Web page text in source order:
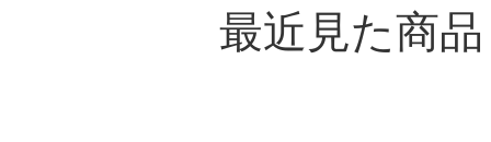
最近見た商品